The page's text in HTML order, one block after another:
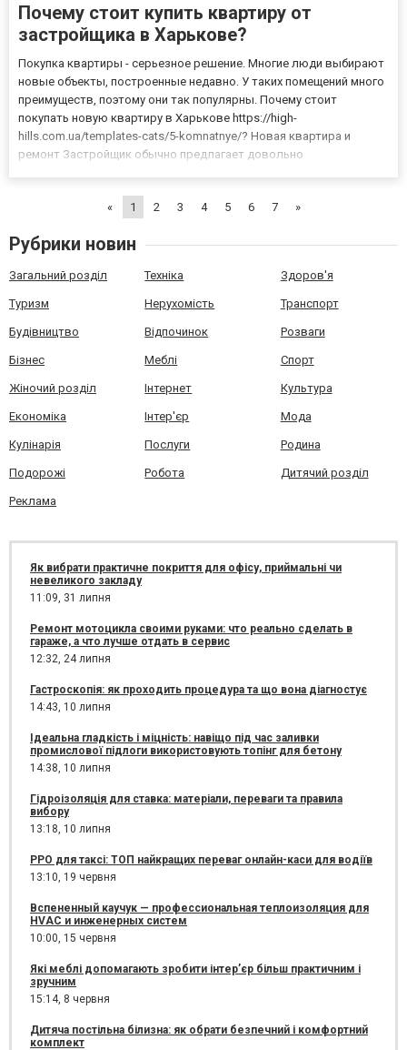
Почему стоит купить квартиру от
застройщика в Харькове?
Покупка квартиры - серьезное решение. Многие люди выбирают
новые объекты, построенные недавно. У таких помещений много
преимуществ, поэтому они так популярны. Почему стоит
покупать новую квартиру в Харькове https://high-
hills.com.ua/templates-cats/5-komnatnye/? Новая квартира и
ремонт Застройщик обычно предлагает довольно
предпочтениям. И стены, и п...
« 1 2 3 4 5 6 7 »
Рубрики новин
Загальний розділ Техніка Здоров'я
Туризм Нерухомість Транспорт
Будівництво Відпочинок Розваги
Бізнес Меблі Спорт
Жіночий розділ Інтернет Культура
Економіка Інтер'єр Мода
Кулінарія Послуги Родина
Подорожі Робота Дитячий розділ
Реклама
Як вибрати практичне покриття для офісу, приймальні чи
невеликого закладу
11:09, 31 липня
Ремонт мотоцикла своими руками: что реально сделать в
гараже, а что лучше отдать в сервис
12:32, 24 липня
Гастроскопія: як проходить процедура та що вона діагностує
14:43, 10 липня
Ідеальна гладкість і міцність: навіщо під час заливки
промислової підлоги використовують топінг для бетону
14:38, 10 липня
Гідроізоляція для ставка: матеріали, переваги та правила
вибору
13:18, 10 липня
РРО для таксі: ТОП найкращих переваг онлайн-каси для водіїв
13:10, 19 червня
Вспененный каучук — профессиональная теплоизоляция для
HVAC и инженерных систем
10:00, 15 червня
Які меблі допомагають зробити інтер’єр більш практичним і
зручним
15:14, 8 червня
Дитяча постільна білизна: як обрати безпечний і комфортний
комплект